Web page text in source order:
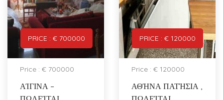
PRICE : € 700000
Price : € 700000
ΑΊΓΙΝΑ –
PRICE : € 120000
Price : € 120000
ΑΘΉΝΑ ΠΑΤΉΣΙΑ ,